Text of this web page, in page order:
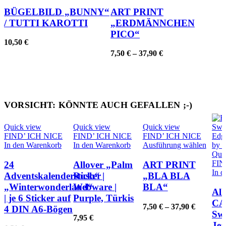
BÜGELBILD „BUNNY“
/ TUTTI KAROTTI
10,50 €
mehrere
Varianten
gewählt
werden
ART PRINT
„ERDMÄNNCHEN
PICO“
7,50 €–37,90 €
VORSICHT: KÖNNTE AUCH GEFALLEN ;-)
Quick view
FIND’ ICH NICE
In den Warenkorb
24
Adventskalendersticker
„Winterwonderland“
| je 6 Sticker auf
4 DIN A6-Bögen
Quick view
FIND’ ICH NICE
In den Warenkorb
Allover „Palm
Rush“ |
Webware |
Purple, Türkis
7,95€
Quick view
FIND’ ICH NICE
Ausführung wählen
weist
auf.
Die
ART PRINT
„BLA BLA
BLA“
7,50 €–37,90 €
In